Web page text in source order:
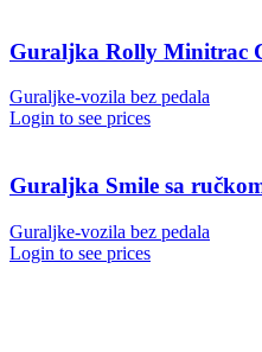
Guraljka Rolly Minitrac
Guraljke-vozila bez pedala
Login to see prices
Guraljka Smile sa
Guraljke-vozila bez pedala
Login to see prices